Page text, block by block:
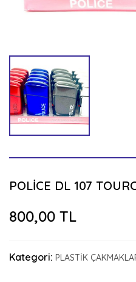
POLİCE DL 107
800,00 TL
Kategori: PLASTİK